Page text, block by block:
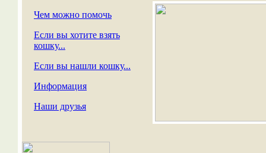
Чем можно помочь
Если вы хотите взять
кошку...
Если вы нашли кошку...
Информация
Наши друзья